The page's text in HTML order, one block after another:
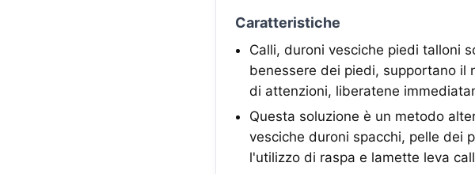
Caratteristiche
Calli, duroni vesciche piedi talloni
benessere dei piedi, supportano il
di attenzioni, liberatene
Questa soluzione è un metodo
vesciche duroni spacchi, pelle dei
l'utilizzo di raspa e lamette leva